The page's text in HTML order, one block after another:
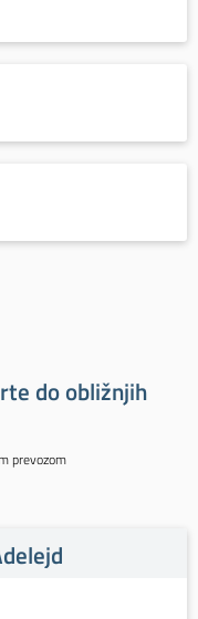
do obližnjih
prevozom